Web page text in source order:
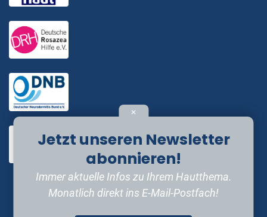
✕
Jetzt unseren Newsletter
abonnieren!
Immer aktuelle Infos zu Ihrem Hautthema.
Monatlich direkt ins E-Mail-Postfach!